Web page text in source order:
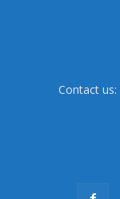
Contact us: